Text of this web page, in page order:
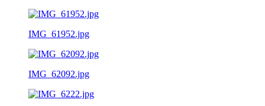
IMG_61952.jpg
IMG_62092.jpg